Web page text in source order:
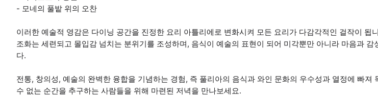
- 모네의 풀밭 위의 오찬
이러한 예술적 영감은 다이닝 공간을 진정한 요리 아틀리에로 변화시켜 모든 요리가 다감각적인 걸작이 됩
조화는 세련되고 몰입감 넘치는 분위기를 조성하며, 음식이 예술의 표현이 되어 미각뿐만 아니라 마음과 감
다.
전통, 창의성, 예술의 완벽한 융합을 기념하는 경험, 즉 풀리아의 음식과 와인 문화의 우수성과 열정에 빠져
수 없는 순간을 추구하는 사람들을 위해 마련된 저녁을 만나보세요.